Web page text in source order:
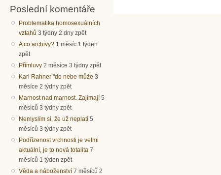
Poslední komentáře
Problematika homosexuálních
vztahů 3 týdny 2 dny zpět
A co archivy? 1 měsíc 1 týden
zpět
Přímluvy 2 měsíce 3 týdny zpět
Karl Rahner "do nebe může 3
měsíce 2 týdny zpět
Marnost nad marnost. Zajímají 5
měsíců 3 týdny zpět
Nemyslím si, že už neplatí 5
měsíců 3 týdny zpět
Podřízenost vrchnosti je velmi
aktuální, je to nová totalita 7
měsíců 1 týden zpět
Věda a náboženství 7 měsíců 2